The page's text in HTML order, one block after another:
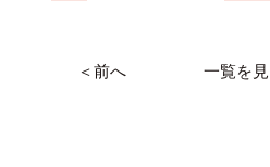
＜前へ 一覧を